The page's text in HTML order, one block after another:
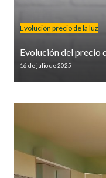
Evolución precio de la luz
Evolución del precio
16 de julio de 2025